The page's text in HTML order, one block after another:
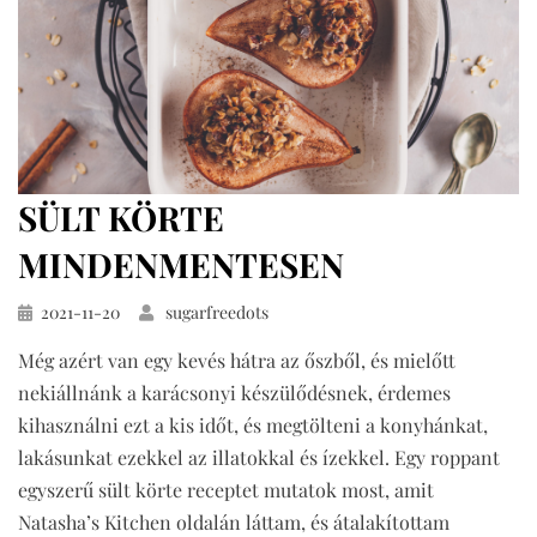
SÜLT KÖRTE
MINDENMENTESEN
Közzétéve
2021-11-20 sugarfreedots
Még azért van egy kevés hátra az őszből, és mielőtt
nekiállnánk a karácsonyi készülődésnek, érdemes
kihasználni ezt a kis időt, és megtölteni a konyhánkat,
lakásunkat ezekkel az illatokkal és ízekkel. Egy roppant
egyszerű sült körte receptet mutatok most, amit
Natasha’s Kitchen oldalán láttam, és átalakítottam